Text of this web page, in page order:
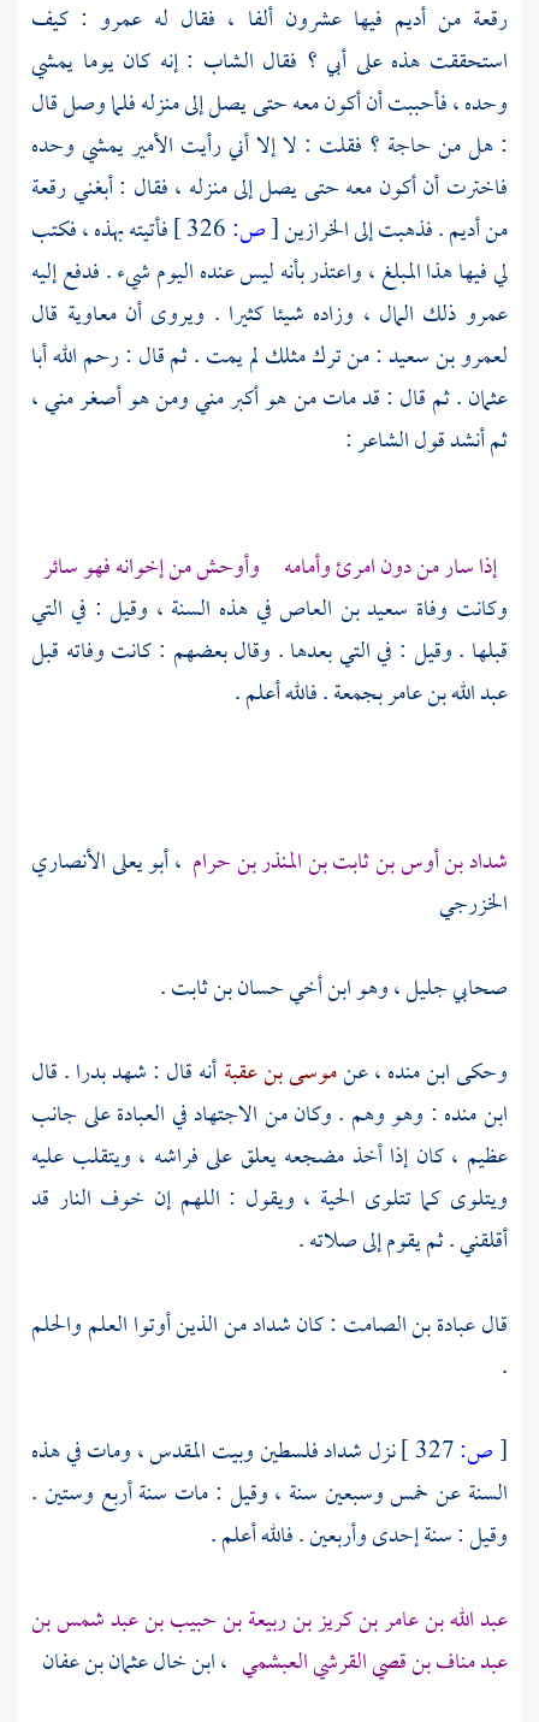
رقعة من أديم فيها عشرون ألفا ، فقال له عمرو : كيف
استحققت هذه على أبي ؟ فقال الشاب : إنه كان يوما يمشي
وحده ، فأحببت أن أكون معه حتى يصل إلى منزله فلما وصل قال
: هل من حاجة ؟ فقلت : لا إلا أني رأيت الأمير يمشي وحده
فاخترت أن أكون معه حتى يصل إلى منزله ، فقال : أبغني رقعة
من أديم . فذهبت إلى الخرازين[ص:
فأتيته بهذه ، فكتب
لي فيها هذا المبلغ ، واعتذر بأنه ليس عنده اليوم شيء . فدفع إليه
عمرو ذلك المال ، وزاده شيئا كثيرا . ويروى أنمعاوية قال
لعمرو بن سعيد: من ترك مثلك لم يمت . ثم قال : رحم اللهأبا
عثمان. ثم قال : قد مات من هو أكبر مني ومن هو أصغر مني ،
ثم أنشد قول الشاعر :
إذا سار من دون امرئ وأمامه وأوحش من إخوانه فهو سائر
وكانت وفاة سعيد بن العاصفي هذه السنة ، وقيل : في التي
قبلها . وقيل : في التي بعدها . وقال بعضهم : كانت وفاته قبل
عبد الله بن عامربجمعة . فالله أعلم .
شداد بن أوس بن ثابت بن المنذر بن حرام ، أبو يعلى الأنصاري
الخزرجي
صحابي جليل ، وهو ابن أخيحسان بن ثابت.
وحكىابن منده، عنموسى بن عقبةأنه قال : شهدبدرا. قال
ابن منده : وهو وهم . وكان من الاجتهاد في العبادة على جانب
عظيم ، كان إذا أخذ مضجعه يعلق على فراشه ، ويتقلب عليه
ويتلوى كما تتلوى الحية ، ويقول : اللهم إن خوف النار قد
أقلقني . ثم يقوم إلى صلاته .
قالعبادة بن الصامت : كان شداد من الذين أوتوا العلم والحلم
.
[ص: نزلشدادفلسطينوبيت المقدس، ومات في هذه
السنة عن خمس وسبعين سنة ، وقيل : مات سنة أربع وستين .
وقيل : سنة إحدى وأربعين . فالله أعلم .
عبد الله بن عامر بن كريز بن ربيعة بن حبيب بن عبد شمس بن
عبد مناف بن قصي القرشي العبشمي ، ابن خالعثمان بن عفان